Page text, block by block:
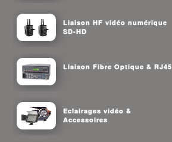
Liaison HF vidéo numérique
SD-HD
Liaison Fibre Optique & RJ45
Eclairages vidéo &
Accessoires